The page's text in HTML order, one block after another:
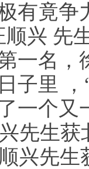
有竟争
兴 先
一名，
子里
一个又
先生获
先生